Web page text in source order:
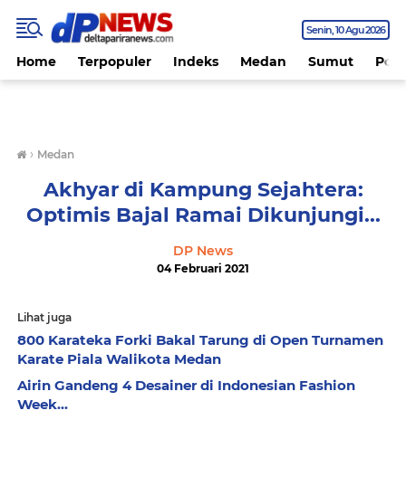
Senin 10 Agu 2026
Home Terpopuler Indeks Medan Sumut
› Medan
Akhyar di Kampung Sejahtera:
Optimis Bajal Ramai Dikunjungi...
DP News
04 Februari 2021
Lihat juga
800 Karateka Forki Bakal Tarung di Open Turnamen
Karate Piala Walikota Medan
Airin Gandeng 4 Desainer di Indonesian Fashion
Week...